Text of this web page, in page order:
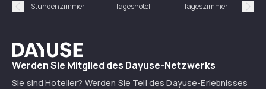
Précédent
Stundenzimmer Tageshotel Tageszimmer
Dayuse
Werden Sie Mitglied des Dayuse-Netzwerks
Sie sind Hotelier? Werden Sie Teil des Dayuse-Erlebnisses